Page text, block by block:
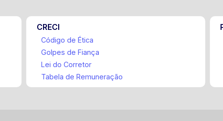
CRECI
Código de Ética
Golpes de Fiança
Lei do Corretor
Tabela de Remuneração